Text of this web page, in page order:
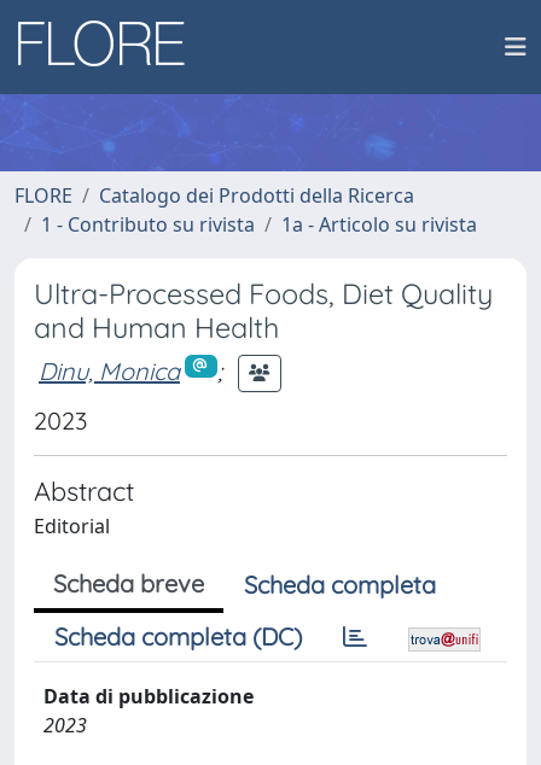
FLORE
Catalogo dei Prodotti della Ricerca
1 - Contributo su rivista
1a - Articolo su rivista
Ultra-Processed Foods, Diet Quality
and Human Health
Dinu, Monica
;
2023
Abstract
Editorial
Scheda breve
Scheda completa
Scheda completa (DC)
Data di pubblicazione
2023